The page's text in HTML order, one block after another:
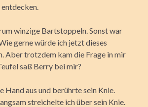
winzige Bartstoppeln. Sonst war
gerne würde ich jetzt dieses
Aber trotzdem kam die Frage in mir
saß Berry bei mir?
Hand aus und berührte sein Knie.
streichelte ich über sein Knie.